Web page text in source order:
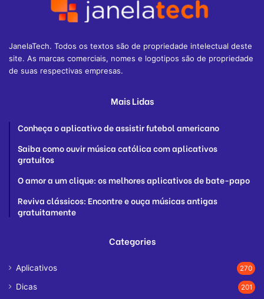
JanelaTech. Todos os textos são de propriedade intelectual deste
site. As marcas comerciais, nomes e logotipos são de propriedade
de suas respectivas empresas.
Mais Lidas
Conheça o aplicativo de assistir futebol americano
Saiba como ouvir música católica com aplicativos
gratuitos
O amor a um clique: os melhores aplicativos de bate-papo
Reviva clássicos: Encontre e ouça músicas antigas
gratuitamente
Categories
Aplicativos 270
Dicas 201